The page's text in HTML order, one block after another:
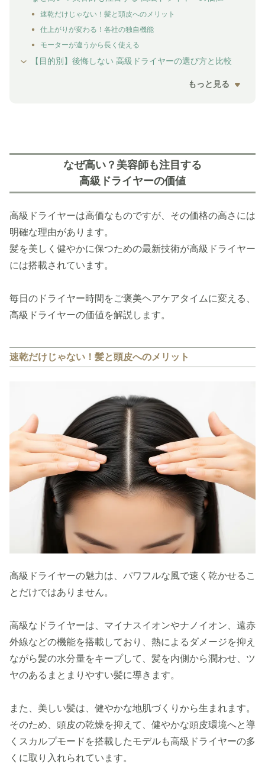
速乾だけじゃない！髪と頭皮へのメリット
仕上がりが変わる！各社の独自機能
モーターが違うから長く使える
【目的別】後悔しない 高級ドライヤーの選び方と比較
もっと見る
なぜ高い？美容師も注目する
高級ドライヤーの価値
高級ドライヤーは高価なものですが、その価格の高さには
明確な理由があります。
髪を美しく健やかに保つための最新技術が高級ドライヤー
には搭載されています。
毎日のドライヤー時間をご褒美ヘアケアタイムに変える、
高級ドライヤーの価値を解説します。
速乾だけじゃない！髪と頭皮へのメリット
高級ドライヤーの魅力は、パワフルな風で速く乾かせるこ
とだけではありません。
高級なドライヤーは、マイナスイオンやナノイオン、遠赤
外線などの機能を搭載しており、熱によるダメージを抑え
ながら髪の水分量をキープして、髪を内側から潤わせ、ツ
ヤのあるまとまりやすい髪に導きます。
また、美しい髪は、健やかな地肌づくりから生まれます。
そのため、頭皮の乾燥を抑えて、健やかな頭皮環境へと導
くスカルプモードを搭載したモデルも高級ドライヤーの多
くに取り入れられています。